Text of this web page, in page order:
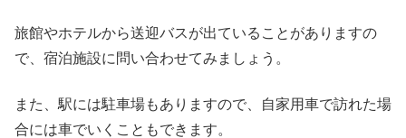
旅館やホテルから送迎バスが出ていることがありますの
で、宿泊施設に問い合わせてみましょう。
また、駅には駐車場もありますので、自家用車で訪れた場
合には車でいくこともできます。